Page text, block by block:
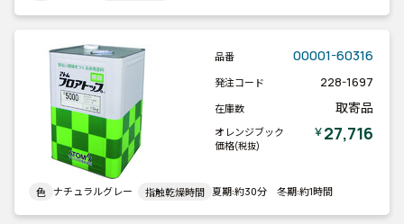
品番 00001-60316
発注コード 228-1697
在庫数 取寄品
オレンジブック
価格(税抜)
￥27,716
色 ナチュラルグレー 指触乾燥時間 夏期:約30分 冬期:約1時間